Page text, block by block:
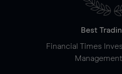
Best
Financial Times